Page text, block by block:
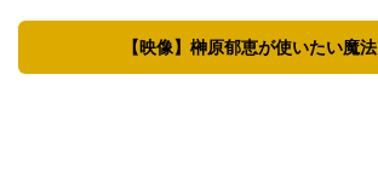
【映像】榊原郁恵が使いたい魔法